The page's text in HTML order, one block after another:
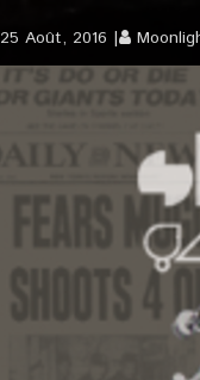
25 Août, 2016